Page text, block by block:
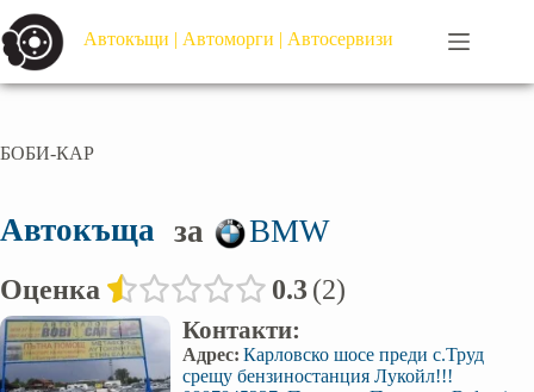
Автокъщи | Автоморги | Автосервизи
БОБИ-КАР
Автокъща за BMW
Оценка 0.3 2
Контакти:
Адрес: Карловско шосе преди с.Труд
срещу бензиностанция Лукойл!!!